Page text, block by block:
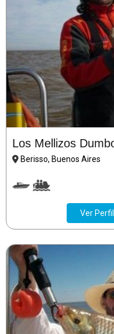
Los Mellizos
Berisso, Buenos Aires
Ver Perfil